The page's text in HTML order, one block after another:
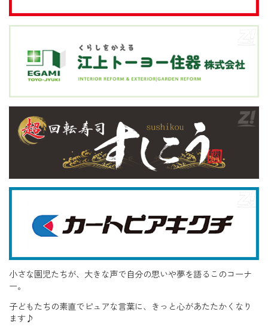
小さな園児たちが、大きな声で自分の思いや夢を語るこのコーナ
ー。
子どもたちの素直でピュアな言葉に、きっと心があたたかくなり
ます♪